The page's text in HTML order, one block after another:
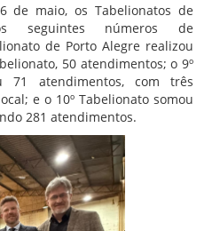
de maio, os Tabelionatos de
seguintes números de
de Porto Alegre realizou
50 atendimentos; o 9º
71 atendimentos, com três
e o 10º Tabelionato somou
281 atendimentos.